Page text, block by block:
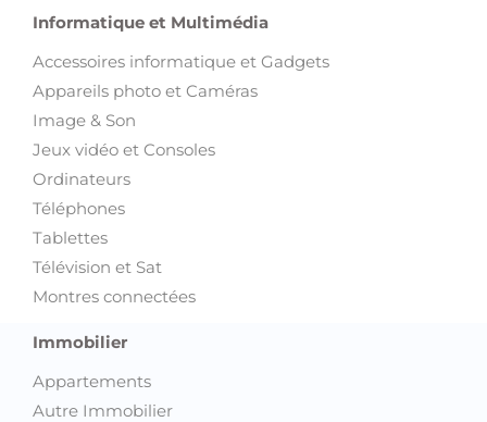
Informatique et Multimédia
Accessoires informatique et Gadgets
Appareils photo et Caméras
Image & Son
Jeux vidéo et Consoles
Ordinateurs
Téléphones
Tablettes
Télévision et Sat
Montres connectées
Immobilier
Appartements
Autre Immobilier